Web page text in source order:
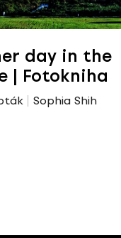
day in the
| Fotokniha
Sophia Shih